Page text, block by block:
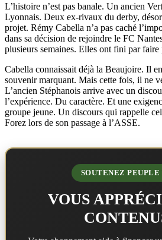
L’histoire n’est pas banale. Un ancien
Lyonnais. Deux ex-rivaux du derby,
projet. Rémy Cabella n’a pas caché
dans sa décision de rejoindre le FC
plusieurs semaines. Elles ont fini par faire
Cabella connaissait déjà la Beaujoire. Il
souvenir marquant. Mais cette fois, il ne
L’ancien Stéphanois arrive avec un
l’expérience. Du caractère. Et une
groupe jeune. Un discours qui rappelle
Forez lors de son passage à l’ASSE.
SOUTENEZ PEUPLE
VOUS